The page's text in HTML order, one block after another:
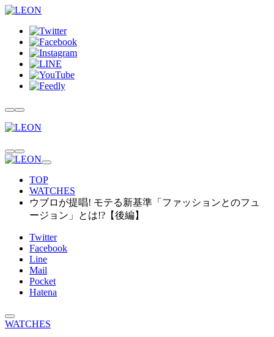
TOP
WATCHES
ウブロが提唱! モテる新基準「ファッションとのフュ
ージョン」とは!?【後編】
Twitter
Facebook
Line
Mail
Pocket
Hatena
WATCHES